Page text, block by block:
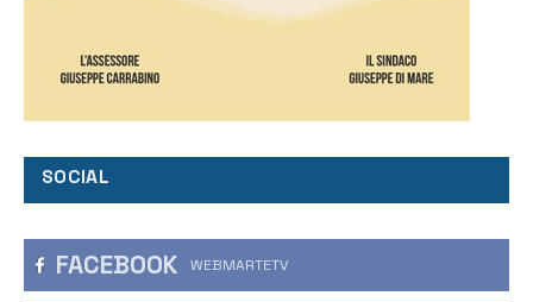
SOCIAL
FACEBOOK WEBMARTETV